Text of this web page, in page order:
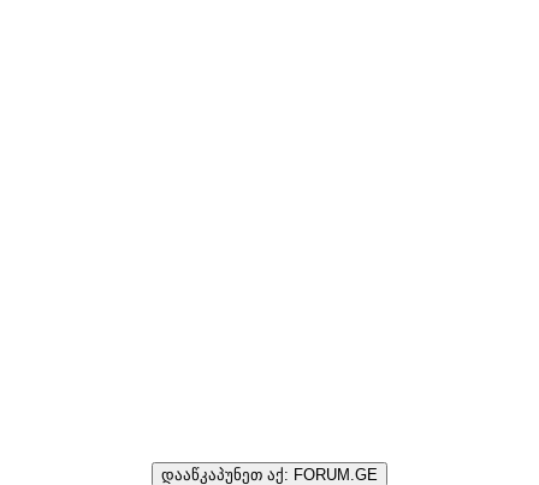
დააწკაპუნეთ აქ: FORUM.GE